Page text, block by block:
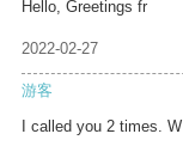
Hello, Greetings fr
2022-02-27
游客
I called you 2 times. W